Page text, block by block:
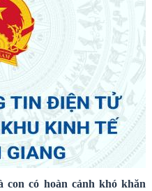
con có hoàn cảnh khó khăn